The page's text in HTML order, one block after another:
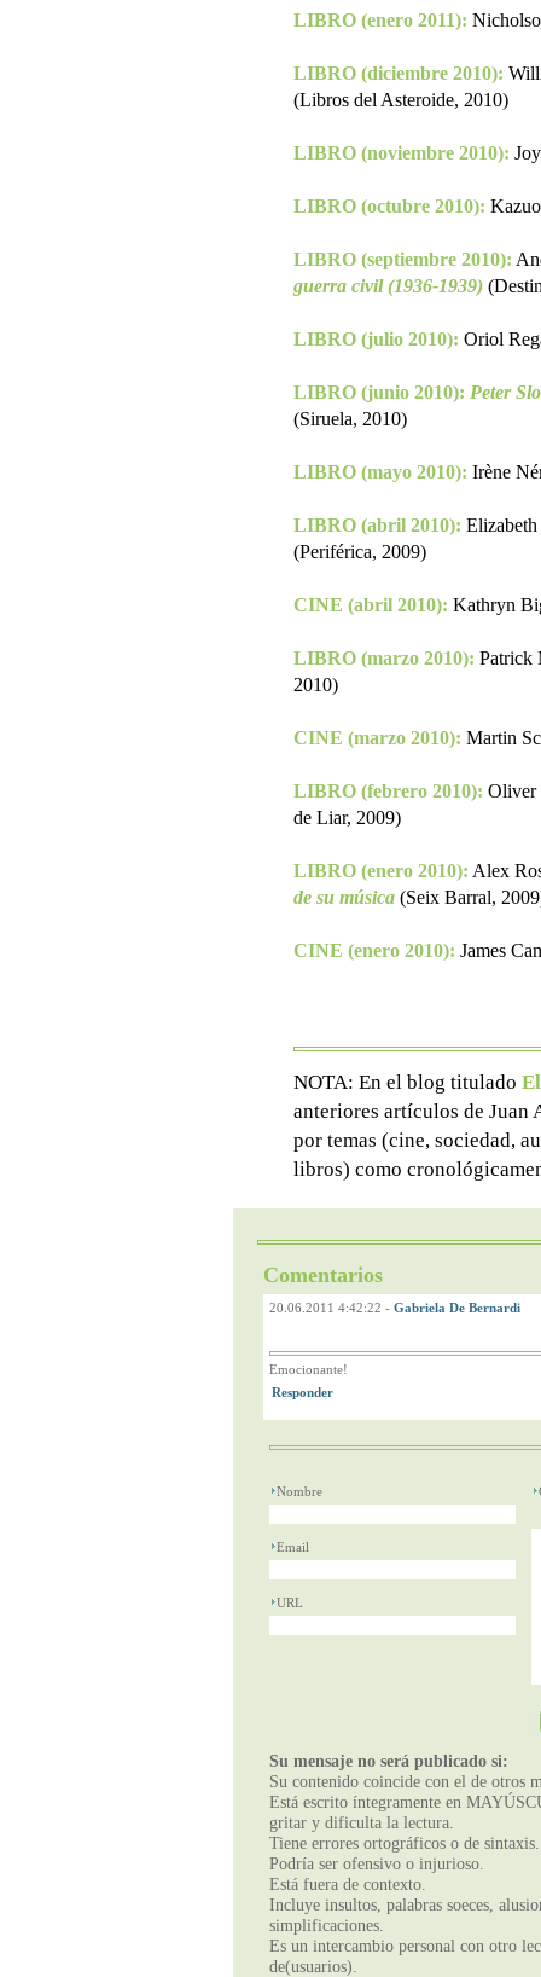
LIBRO (enero 2011):
LIBRO (diciembre 2010):
(Libros del Asteroide, 2010)
LIBRO (noviembre 2010):
LIBRO (octubre 2010):
LIBRO (septiembre 2010):
guerra civil (1936-1939)
LIBRO (julio 2010): Oriol
LIBRO (junio 2010): Peter
(Siruela, 2010)
LIBRO (mayo 2010): Irène
LIBRO (abril 2010):
(Periférica, 2009)
CINE (abril 2010): Kathryn
LIBRO (marzo 2010): Patrick
2010)
CINE (marzo 2010): Martin
LIBRO (febrero 2010): Oliver
de Liar, 2009)
LIBRO (enero 2010): Alex
de su música (Seix Barral,
CINE (enero 2010): James
NOTA: En el blog titulado
anteriores artículos de Juan
por temas (cine, sociedad,
libros) como
Comentarios
20.06.2011 4:42:22 - Gabriela De Bernardi
Emocionante!
Nombre
Email
URL
Su mensaje no será publicado si:
Su contenido coincide con el de otros
Está escrito íntegramente en
gritar y dificulta la lectura.
Tiene errores ortográficos o de sintaxis.
Podría ser ofensivo o injurioso.
Está fuera de contexto.
Incluye insultos, palabras soeces,
simplificaciones.
Es un intercambio personal con otro
de(usuarios).